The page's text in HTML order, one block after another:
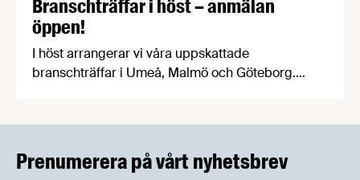
Branschträffar i höst – anmälan
öppen!
I höst arrangerar vi våra uppskattade
branschträffar i Umeå, Malmö och Göteborg.
kan träffa branschkollegor och utbyta
Prenumerera på vårt nyhetsbrev